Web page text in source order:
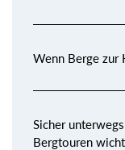
Wenn Berge zur
Sicher
Bergtouren